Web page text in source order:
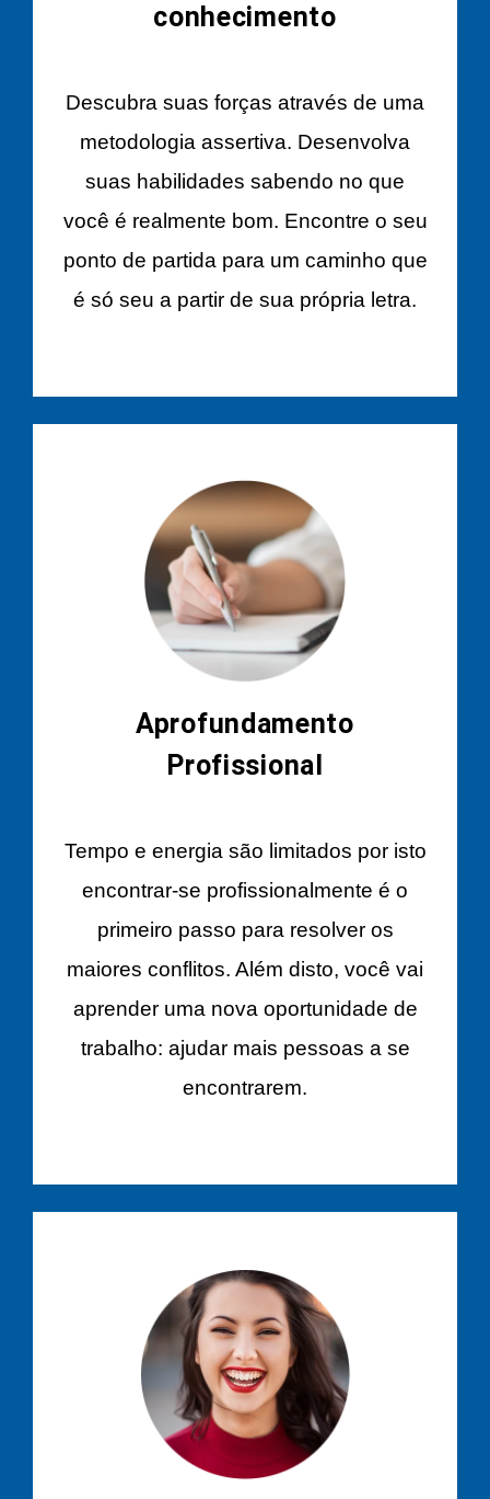
conhecimento
Descubra suas forças através de uma
metodologia assertiva. Desenvolva
suas habilidades sabendo no que
você é realmente bom. Encontre o seu
ponto de partida para um caminho que
é só seu a partir de sua própria letra.
Aprofundamento
Profissional
Tempo e energia são limitados por isto
encontrar-se profissionalmente é o
primeiro passo para resolver os
maiores conflitos. Além disto, você vai
aprender uma nova oportunidade de
trabalho: ajudar mais pessoas a se
encontrarem.